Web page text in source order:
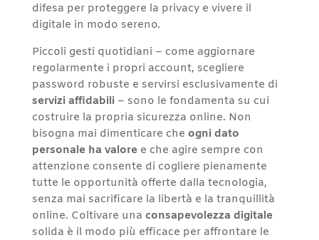
difesa per proteggere la privacy e vivere il
digitale in modo sereno.
Piccoli gesti quotidiani – come aggiornare
regolarmente i propri account, scegliere
password robuste e servirsi esclusivamente di
servizi affidabili– sono le fondamenta su cui
costruire la propria sicurezza online. Non
bisogna mai dimenticare che ogni dato
personale ha valoree che agire sempre con
attenzione consente di cogliere pienamente
tutte le opportunità offerte dalla tecnologia,
senza mai sacrificare la libertà e la tranquillità
online. Coltivare una consapevolezza digitale
solida è il modo più efficace per affrontare le